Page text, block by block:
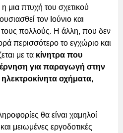
η μια πτυχή του σχετικού
τον Ιούνιο και
πολλούς. Η άλλη, που δεν
περισσότερο το εγχώριο και
με τα κίνητρα που
για παραγωγή στην
οχήματα,
θα είναι χαμηλοί
μειωμένες εργοδοτικές